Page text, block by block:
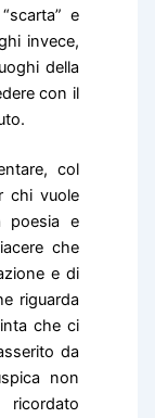
e
invece,
della
con il
col
chi vuole
poesia e
che
e di
riguarda
che ci
da
non